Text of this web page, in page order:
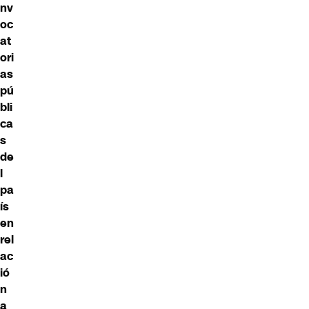
nv
oc
at
ori
as
pú
bli
ca
s
de
l
pa
ís
en
rel
ac
ió
n
a